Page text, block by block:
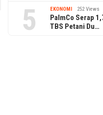
5 EKONOMI 252 Views
PalmCo Serap
TBS Petani Du…